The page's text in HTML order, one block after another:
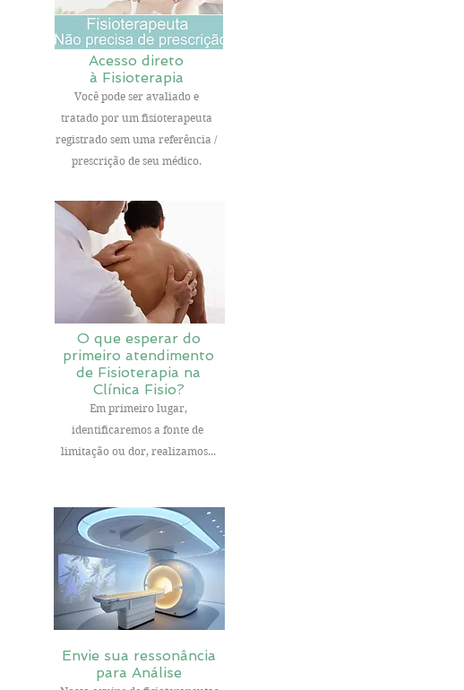
Acesso direto
à Fisioterapia
Você pode ser avaliado e
tratado por um fisioterapeuta
registrado sem uma referência /
prescrição de seu médico.
O que esperar do
primeiro atendimento
de Fisioterapia na
Clínica Fisio?
Em primeiro lugar,
identificaremos a fonte de
limitação ou dor, realizamos...
Envie sua ressonância
para Análise